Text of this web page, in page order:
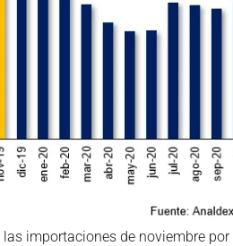
importaciones de noviembre